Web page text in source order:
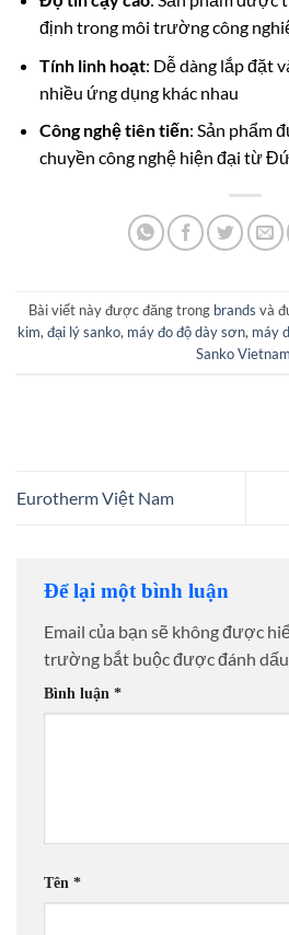
định trong môi trường công
Tính linh hoạt: Dễ dàng lắp đặt
nhiều ứng dụng khác nhau
Công nghệ tiên tiến: Sản phẩm
chuyền công nghệ hiện đại từ
Bài viết này được đăng trong brands và
kim,đại lý sanko, máy đo độ dày sơn, máy
Sanko Vietnam
Eurotherm Việt Nam
Để lại một bình luận
Email của bạn sẽ không được
trường bắt buộc được đánh dấu
Bình luận *
Tên *